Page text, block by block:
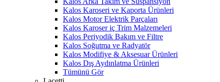
Kalos Karoseri ve Kaporta Ürünleri
Kalos Motor Elektrik Parçaları
Kalos Karoser iç Trim Malzemeleri
Kalos Periyodik Bakım ve Filtre
Kalos Soğutma ve Radyatör
Kalos Modifiye & Aksesuar Ürünleri
Kalos Dış Aydınlatma Ürünleri
Tümünü Gör